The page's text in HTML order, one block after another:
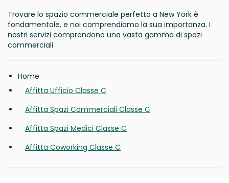
Trovare lo spazio commerciale perfetto a New York è
fondamentale, e noi comprendiamo la sua importanza. I
nostri servizi comprendono una vasta gamma di spazi
commerciali
Home
Affitta Ufficio Classe C
Affitta Spazi Commerciali Classe C
Affitta Spazi Medici Classe C
Affitta Coworking Classe C